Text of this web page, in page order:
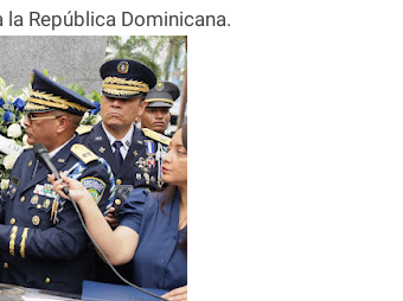
República Dominicana.